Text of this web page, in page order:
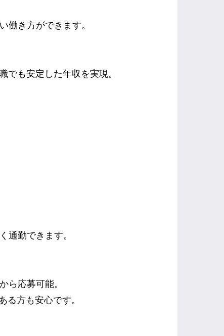
働き方ができます。
でも安定した年収を実現。
通勤できます。
ら応募可能。
る方も安心です。